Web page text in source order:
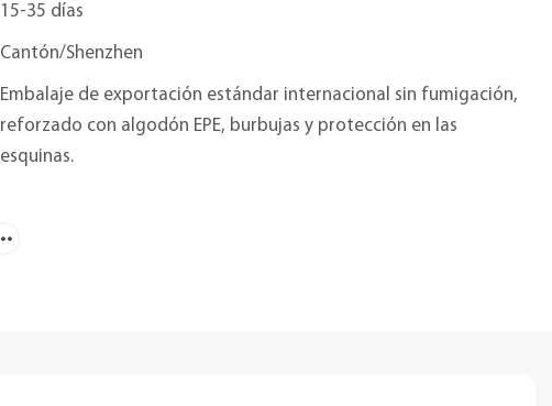
15-35 días
Cantón/Shenzhen
Embalaje de exportación estándar internacional sin fumigación,
reforzado con algodón EPE, burbujas y protección en las
esquinas.